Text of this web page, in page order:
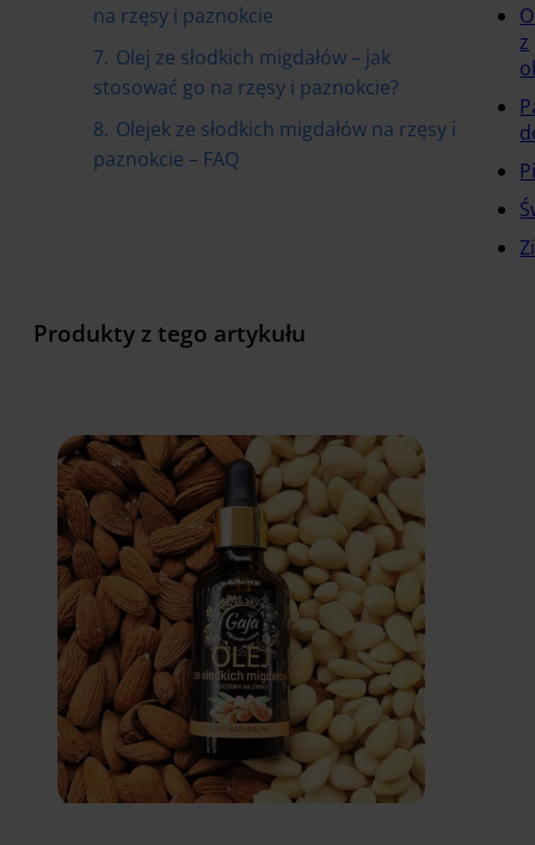
na rzęsy i paznokcie
7. Olej ze słodkich migdałów – jak
stosować go na rzęsy i paznokcie?
8. Olejek ze słodkich migdałów na rzęsy i
paznokcie – FAQ
Produkty z tego artykułu
z